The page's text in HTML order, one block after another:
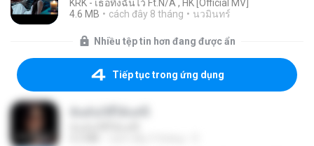
KRK - เธอทิ้งฉันไว้ Ft.N/A , HK [Official MV]
4.6 MB
cách đây 8 tháng นวมินทร์
Nhiều tệp tin hơn đang được ẩn
Tiếp tục trong ứng dụng